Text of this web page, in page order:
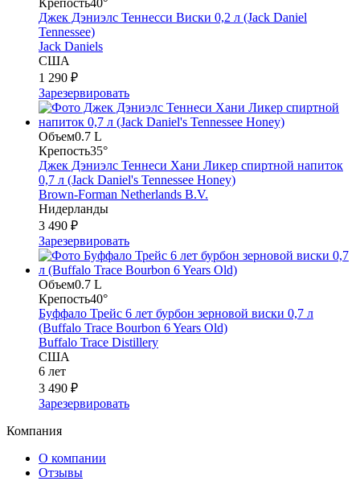
Джек Дэниэлс Теннесси Виски 0,2 л (Jack Daniel
Tennessee)
Jack Daniels
США
1 290 ₽
Зарезервировать
Объем0.7 L
Крепость35°
Джек Дэниэлс Теннеси Хани Ликер спиртной напиток
0,7 л (Jack Daniel's Tennessee Honey)
Brown-Forman Netherlands B.V.
Нидерланды
3 490 ₽
Зарезервировать
Объем0.7 L
Крепость40°
Буффало Трейс 6 лет бурбон зерновой виски 0,7 л
(Buffalo Trace Bourbon 6 Years Old)
Buffalo Trace Distillery
США
6 лет
3 490 ₽
Зарезервировать
Компания
О компании
Отзывы